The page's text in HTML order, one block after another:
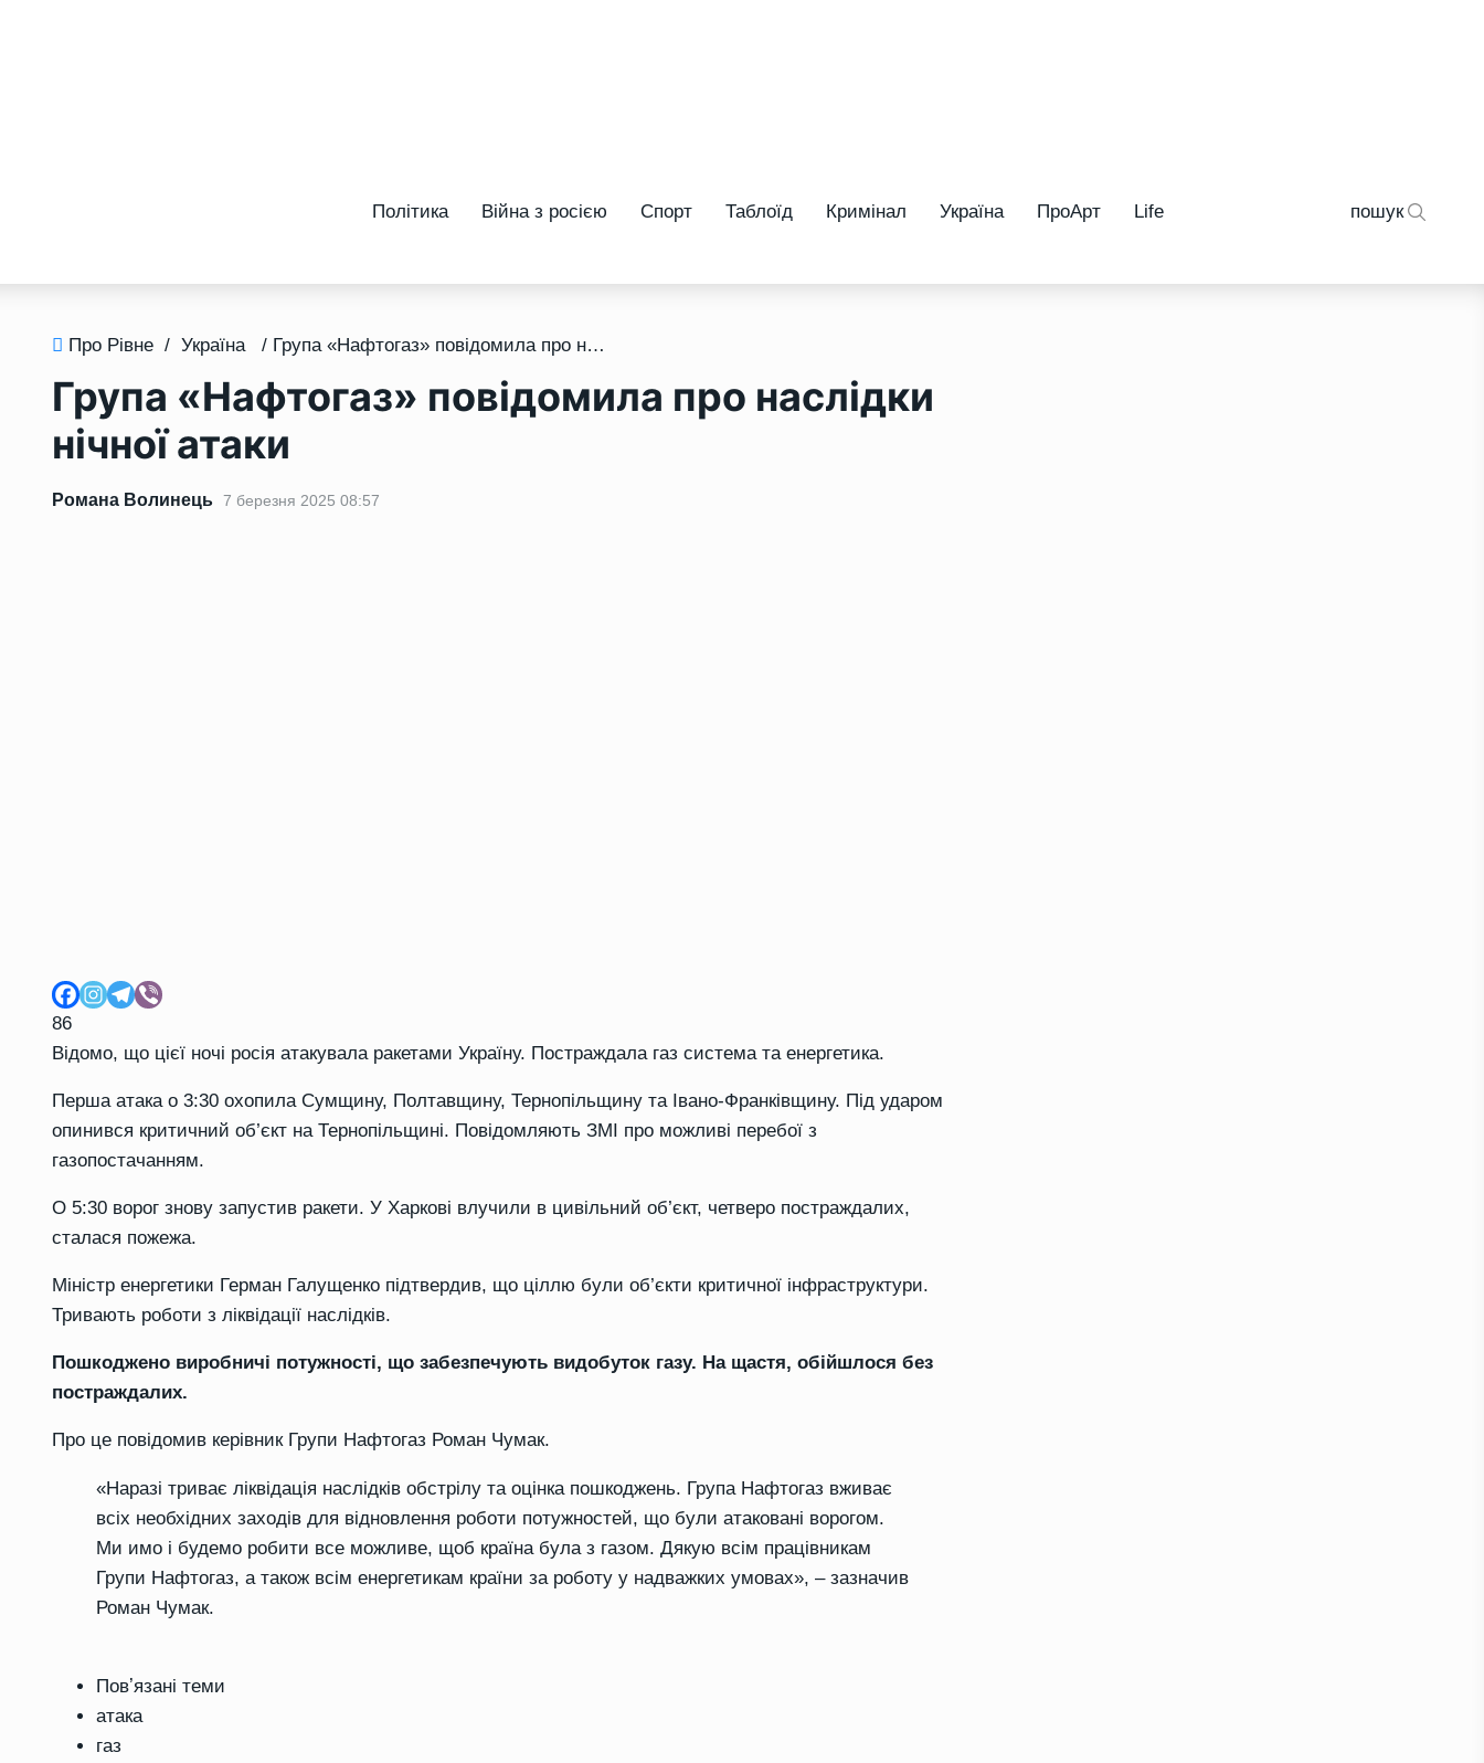
Політика Війна з росією Спорт Таблоїд Кримінал Україна ПроАрт Life пошук
Про Рівне / Україна / Група «Нафтогаз» повідомила про наслідки нічної атаки
Група «Нафтогаз» повідомила про наслідки
нічної атаки
Романа Волинець 7 березня 2025 08:57
86
Відомо, що цієї ночі росія атакувала ракетами Україну. Постраждала газ система та енергетика.
Перша атака о 3:30 охопила Сумщину, Полтавщину, Тернопільщину та Івано-Франківщину. Під ударом
опинився критичний об’єкт на Тернопільщині. Повідомляють ЗМІ про можливі перебої з
газопостачанням.
О 5:30 ворог знову запустив ракети. У Харкові влучили в цивільний об’єкт, четверо постраждалих,
сталася пожежа.
Міністр енергетики Герман Галущенко підтвердив, що ціллю були об’єкти критичної інфраструктури.
Тривають роботи з ліквідації наслідків.
Пошкоджено виробничі потужності, що забезпечують видобуток газу. На щастя, обійшлося без
постраждалих.
Про це повідомив керівник Групи Нафтогаз Роман Чумак.
«Наразі триває ліквідація наслідків обстрілу та оцінка пошкоджень. Група Нафтогаз вживає
всіх необхідних заходів для відновлення роботи потужностей, що були атаковані ворогом.
Ми имо і будемо робити все можливе, щоб країна була з газом. Дякую всім працівникам
Групи Нафтогаз, а також всім енергетикам країни за роботу у надважких умовах», – зазначив
Роман Чумак.
Повʼязані теми
атака
газ